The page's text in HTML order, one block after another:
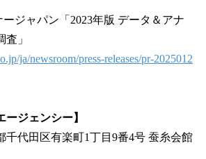
ジャパン「2023年版 データ＆アナ
」
ja/newsroom/press-releases/pr-2025012
ージェンシー】
千代田区有楽町1丁目9番4号 蚕糸会館